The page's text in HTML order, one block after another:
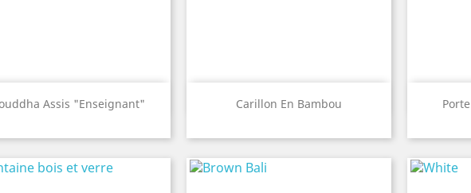
Assis "Enseignant"
Aperçu rapide
Red
Carillon En Bambou
Aperçu rapide